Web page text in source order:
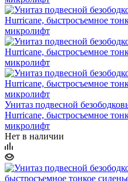
Унитаз подвесной
Hurricane, быстросъемное
микролифт
Нет в наличии